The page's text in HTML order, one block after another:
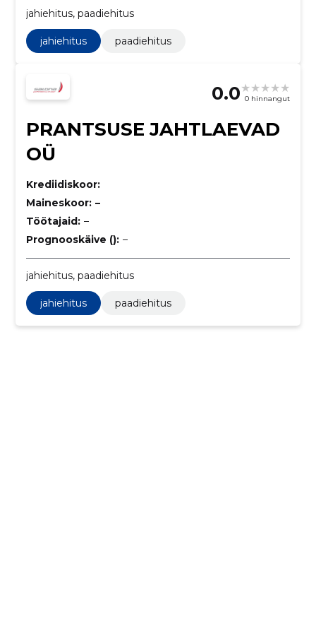
jahiehitus, paadiehitus
jahiehitus paadiehitus
0.0 0 hinnangut
PRANTSUSE JAHTLAEVAD
OÜ
Krediidiskoor:
Maineskoor: –
Töötajaid: –
Prognooskäive (): –
jahiehitus, paadiehitus
jahiehitus paadiehitus